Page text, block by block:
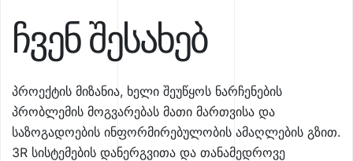
ჩვენ შესახებ
პროექტის მიზანია, ხელი შეუწყოს ნარჩენების
პრობლემის მოგვარებას მათი მართვისა და
საზოგადოების ინფორმირებულობის ამაღლების გზით.
3R სისტემების დანერგვითა და თანამედროვე